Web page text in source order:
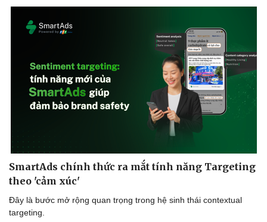
SmartAds chính thức ra mắt tính năng Targeting
theo 'cảm xúc'
Đây là bước mở rộng quan trọng trong hệ sinh thái contextual
targeting.